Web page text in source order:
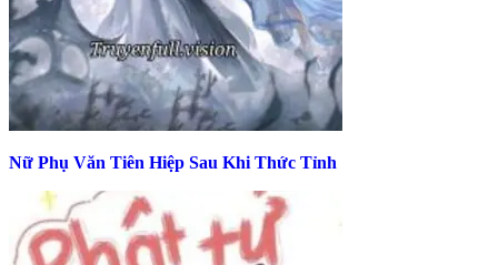
Nữ Phụ Văn Tiên Hiệp Sau Khi Thức Tỉnh